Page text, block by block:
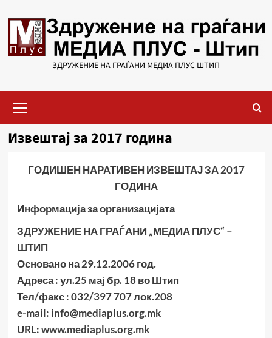
to
content
ЗДРУЖЕНИЕ НА ГРАЃАНИ МЕДИА ПЛУС ШТИП
Menu
Извештај за 2017 година
ГОДИШЕН НАРАТИВЕНИЗВЕШТАЈЗА 2017
ГОДИНА
Информација за организацијата
ЗДРУЖЕНИЕ НА ГРАЃАНИ „МЕДИА ПЛУС“ –
ШТИП
Основано на 29.12.2006 год.
Адреса : ул.25 мај бр. 18 во Штип
Тел/факс : 032/397 707 лок.208
e-mail: info@mediaplus.org.mk
URL:www.mediaplus.org.mk